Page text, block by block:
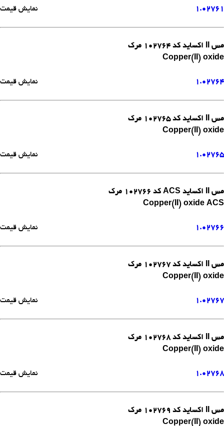
1.02761 نمایش قیمت
مس II اکساید کد 102764 مرک
Copper(II) oxide
1.02764 نمایش قیمت
مس II اکساید کد 102765 مرک
Copper(II) oxide
1.02765 نمایش قیمت
مس II اکساید ACS کد 102766 مرک
Copper(II) oxide ACS
1.02766 نمایش قیمت
مس II اکساید کد 102767 مرک
Copper(II) oxide
1.02767 نمایش قیمت
مس II اکساید کد 102768 مرک
Copper(II) oxide
1.02768 نمایش قیمت
مس II اکساید کد 102769 مرک
Copper(II) oxide